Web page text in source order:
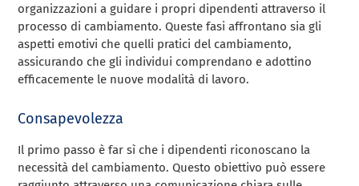
organizzazioni a guidare i propri dipendenti attraverso il
processo di cambiamento. Queste fasi affrontano sia gli
aspetti emotivi che quelli pratici del cambiamento,
assicurando che gli individui comprendano e adottino
efficacemente le nuove modalità di lavoro.
Consapevolezza
Il primo passo è far sì che i dipendenti riconoscano la
necessità del cambiamento. Questo obiettivo può essere